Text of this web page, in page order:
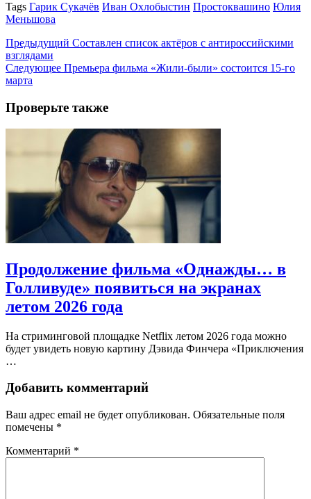
Tags Гарик Сукачёв Иван Охлобыстин Простоквашино Юлия
Меньшова
Предыдущий Составлен список актёров с антироссийскими
взглядами
Следующее Премьера фильма «Жили-были» состоится 15-го
марта
Проверьте также
Продолжение фильма «Однажды… в
Голливуде» появиться на экранах
летом 2026 года
На стриминговой площадке Netflix летом 2026 года можно
будет увидеть новую картину Дэвида Финчера «Приключения
…
Добавить комментарий
Ваш адрес email не будет опубликован. Обязательные поля
помечены *
Комментарий *